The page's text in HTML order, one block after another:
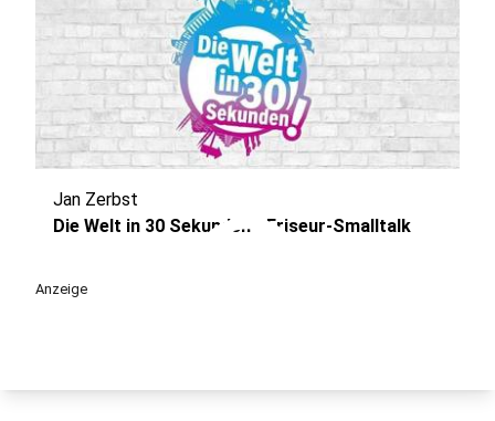
play_circle
Jan Zerbst
Die Welt in 30 Sekunden - Friseur-Smalltalk
Anzeige